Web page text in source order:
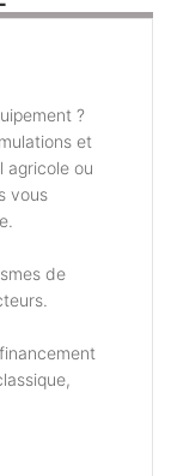
?
et
agricole ou
vous
de